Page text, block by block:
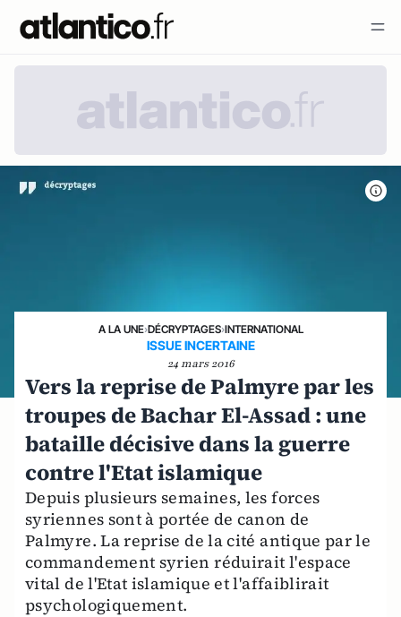
A LA UNE›DÉCRYPTAGES›INTERNATIONAL
ISSUE INCERTAINE
24 mars 2016
Vers la reprise de Palmyre par les
troupes de Bachar El-Assad : une
bataille décisive dans la guerre
contre l'Etat islamique
Depuis plusieurs semaines, les forces
syriennes sont à portée de canon de
Palmyre. La reprise de la cité antique par le
commandement syrien réduirait l'espace
vital de l'Etat islamique et l'affaiblirait
psychologiquement.